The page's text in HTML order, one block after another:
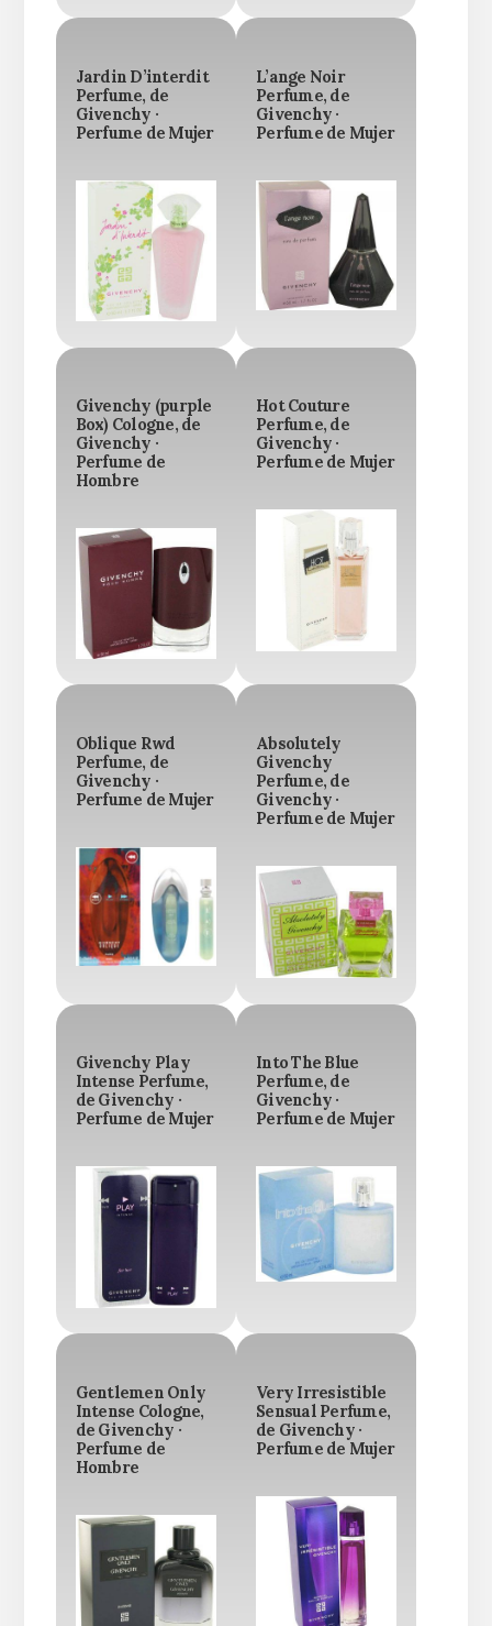
Jardin D’interdit
Perfume, de
Givenchy ·
Perfume de Mujer
L’ange Noir
Perfume, de
Givenchy ·
Perfume de Mujer
Givenchy (purple
Box) Cologne, de
Givenchy ·
Perfume de
Hombre
Hot Couture
Perfume, de
Givenchy ·
Perfume de Mujer
Oblique Rwd
Perfume, de
Givenchy ·
Perfume de Mujer
Absolutely
Givenchy
Perfume, de
Givenchy ·
Perfume de Mujer
Givenchy Play
Intense Perfume,
de Givenchy ·
Perfume de Mujer
Into The Blue
Perfume, de
Givenchy ·
Perfume de Mujer
Gentlemen Only
Intense Cologne,
de Givenchy ·
Perfume de
Hombre
Very Irresistible
Sensual Perfume,
de Givenchy ·
Perfume de Mujer